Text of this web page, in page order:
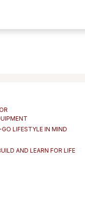
LIFESTYLE IN MIND
AND LEARN FOR LIFE